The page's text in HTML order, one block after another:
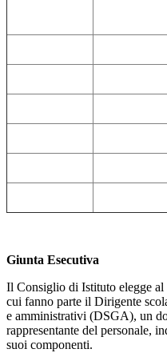
Giunta Esecutiva
Il Consiglio di Istituto elegge
cui fanno parte il Dirigente
e amministrativi (DSGA), un
rappresentante del personale,
suoi componenti.